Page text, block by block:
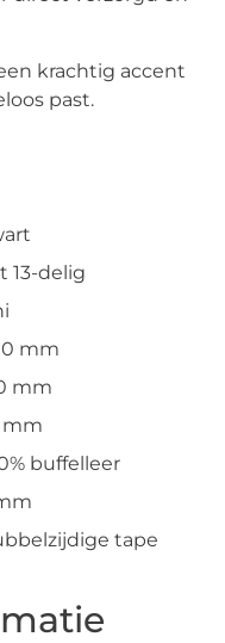
krachtig accent
past.
13-delig
mm
mm
mm
buffelleer
tape